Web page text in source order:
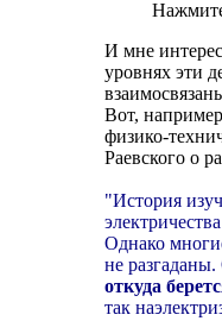
И мне
уровнях эти
Вот,
физико-
Раевского о
"История
Однако
не
откуда
так